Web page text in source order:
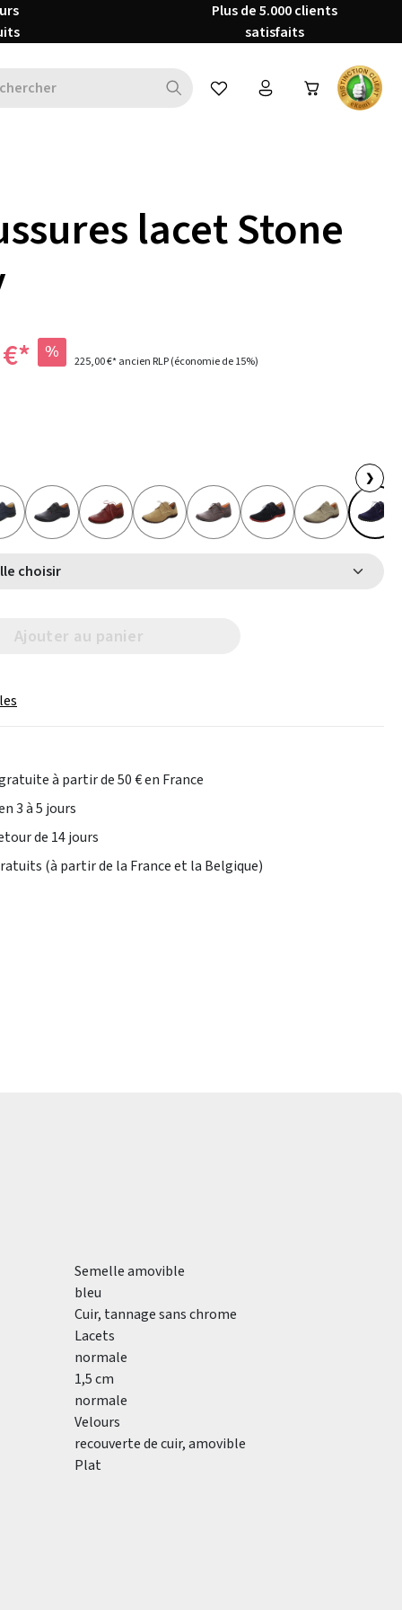
Plus de 5.000 clients
satisfaits
Vous avez 0 articles dans votre
lacet Stone
% 225,00 €*ancien RLP(économie de 15%)
❯
Select Taille choisir
Ajouter au panier
à partir de 50 € en France
3 à 5 jours
de 14 jours
(à partir de la France et la Belgique)
Semelle amovible
bleu
Cuir, tannage sans chrome
Lacets
normale
1,5 cm
normale
Velours
recouverte de cuir, amovible
Plat